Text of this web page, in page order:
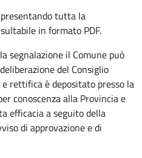
tutta la
in formato PDF.
segnalazione il Comune può
del Consiglio
rettifica è depositato presso la
conoscenza alla Provincia e
efficacia a seguito della
di approvazione e di